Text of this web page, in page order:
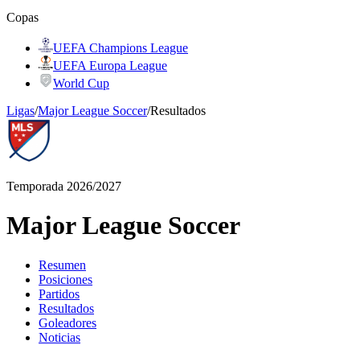
Copas
UEFA Champions League
UEFA Europa League
World Cup
Ligas/Major League Soccer/Resultados
Temporada 2026/2027
Major League Soccer
Resumen
Posiciones
Partidos
Resultados
Goleadores
Noticias